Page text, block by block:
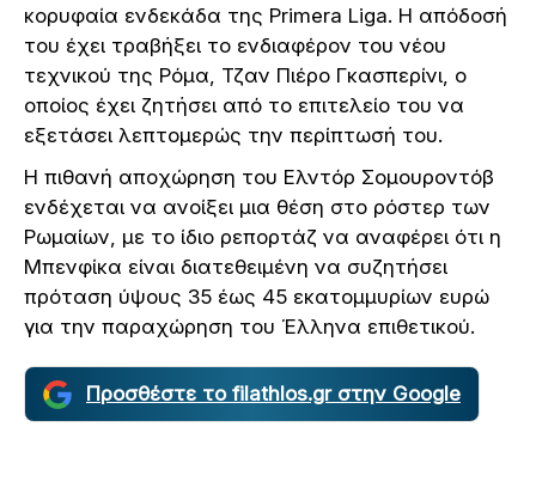
κορυφαία ενδεκάδα της Primera Liga. Η απόδοσή
του έχει τραβήξει το ενδιαφέρον του νέου
τεχνικού της Ρόμα, Τζαν Πιέρο Γκασπερίνι, ο
οποίος έχει ζητήσει από το επιτελείο του να
εξετάσει λεπτομερώς την περίπτωσή του.
Η πιθανή αποχώρηση του Ελντόρ Σομουροντόβ
ενδέχεται να ανοίξει μια θέση στο ρόστερ των
Ρωμαίων, με το ίδιο ρεπορτάζ να αναφέρει ότι η
Μπενφίκα είναι διατεθειμένη να συζητήσει
πρόταση ύψους 35 έως 45 εκατομμυρίων ευρώ
για την παραχώρηση του Έλληνα επιθετικού.
Προσθέστε το filathlos.gr στην Google